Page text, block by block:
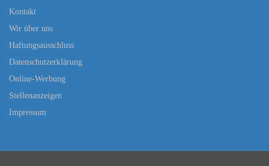
Kontakt
Wir über uns
Haftungsausschluss
Datenschutzerklärung
Online-Werbung
Stellenanzeigen
Impressum